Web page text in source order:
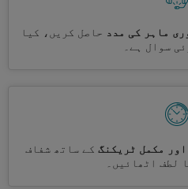
ماہر کی مدد حاصل کریں، کیا
سوال ہے۔
مکمل ٹریکنگ کے ساتھ شفاف
لطف اٹھائیں۔